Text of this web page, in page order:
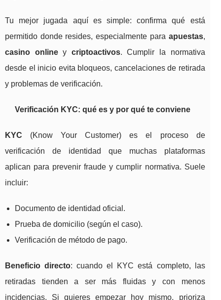
Tu mejor jugada aquí es simple: confirma qué está
permitido donde resides, especialmente para apuestas,
casino onliney criptoactivos. Cumplir la normativa
desde el inicio evita bloqueos, cancelaciones de retirada
y problemas de verificación.
Verificación KYC: qué es y por qué te conviene
KYC (Know Your Customer) es el proceso de
verificación de identidad que muchas plataformas
aplican para prevenir fraude y cumplir normativa. Suele
incluir:
Documento de identidad oficial.
Prueba de domicilio (según el caso).
Verificación de método de pago.
Beneficio directo: cuando el KYC está completo, las
retiradas tienden a ser más fluidas y con menos
incidencias. Si quieres empezar hoy mismo, prioriza